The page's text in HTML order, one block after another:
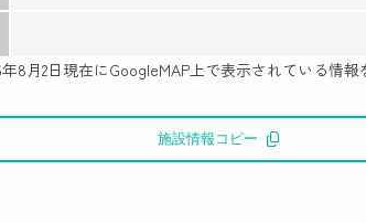
8月2日現在にGoogleMAP上で表示されている情
施設情報コピー